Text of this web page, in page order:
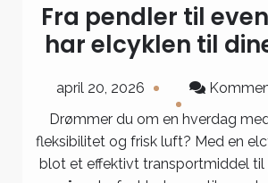
Fra pendler til
har elcyklen til
april 20, 2026
Drømmer du om en hverdag
fleksibilitet og frisk luft? Med en
blot et effektivt transportmiddel til